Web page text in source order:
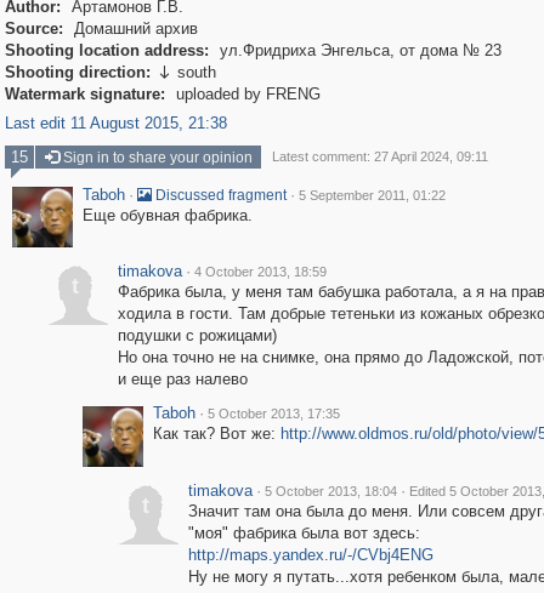
Author:
Артамонов Г.В.
Source:
Домашний архив
Shooting location address:
ул.Фридриха Энгельса, от дома № 23
Shooting direction:  south
Watermark signature:
uploaded by FRENG
Last edit 11 August 2015, 21:38
15
Sign in to share your opinion Latest comment: 27 April 2024, 09:11
Taboh · Discussed fragment · 5 September 2011, 01:22
Еще обувная фабрика.
t
timakova · 4 October 2013, 18:59
Фабрика была, у меня там бабушка работала, а я на
ходила в гости. Там добрые тетеньки из кожаных
подушки с рожицами)
Но она точно не на снимке, она прямо до Ладожской,
и еще раз налево
Taboh · 5 October 2013, 17:35
Как так? Вот же: http://www.oldmos.ru/old/photo/view/
t
timakova · 5 October 2013, 18:04 · Edited 5 October
Значит там она была до меня. Или совсем
"моя" фабрика была вот здесь:
http://maps.yandex.ru/-/CVbj4ENG
Ну не могу я путать...хотя ребенком была,